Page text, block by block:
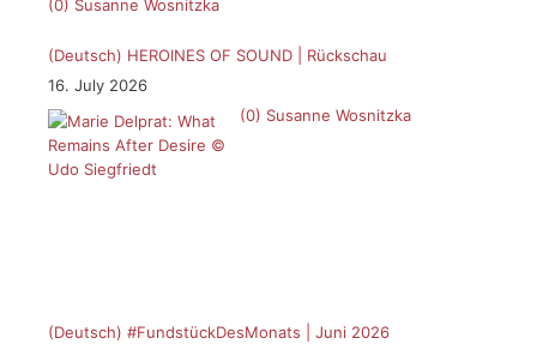
(0) Susanne Wosnitzka
(Deutsch) HEROINES OF SOUND | Rückschau
16. July 2026
(0) Susanne Wosnitzka
(Deutsch) #FundstückDesMonats | Juni 2026